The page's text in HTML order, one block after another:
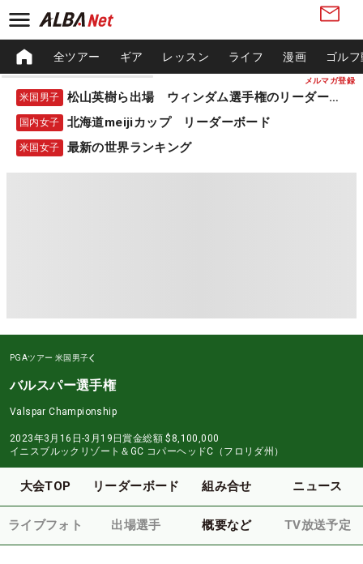
メルマガ登録
全ツアー ギア レッスン ライフ 漫画 ゴル
米国男子 松山英樹ら出場 ウィンダム選手権のリーダーボード
国内女子 北海道meijiカップ リーダーボード
米国女子 最新の世界ランキング
PGAツアー 米国男子
バルスパー選手権
Valspar Championship
2023年3月16日-3月19日賞金総額 $8,100,000
イニスブルックリゾート＆GC コパーヘッドC（フロリダ州）
大会TOP リーダーボード 組み合せ ニュース
ライブフォト 出場選手 概要など TV放送予定